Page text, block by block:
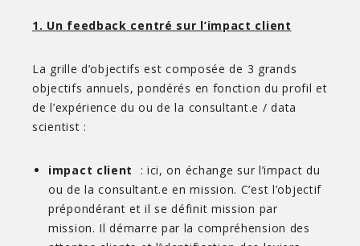
1. Un feedback centré sur l’impact client
La grille d’objectifs est composée de 3 grands
objectifs annuels, pondérés en fonction du profil et
de l’expérience du ou de la consultant.e / data
scientist :
impact client
: ici, on échange sur l’impact du
ou de la consultant.e en mission. C’est l’objectif
prépondérant et il se définit mission par
mission. Il démarre par la compréhension des